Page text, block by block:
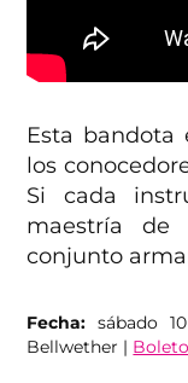
Esta bandota
los
Si cada
maestría de
conjunto
Fecha: sábado
Bellwether |